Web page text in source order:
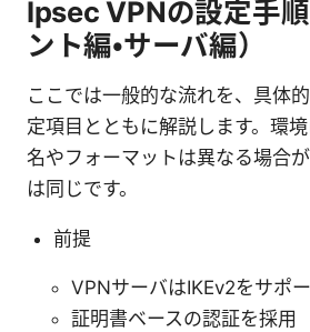
Ipsec VPNの設定手
ント編・サーバ編）
ここでは一般的な流れを、具体
定項目とともに解説します。環
名やフォーマットは異なる場合
は同じです。
前提
VPNサーバはIKEv2をサポ
証明書ベースの認証を採用